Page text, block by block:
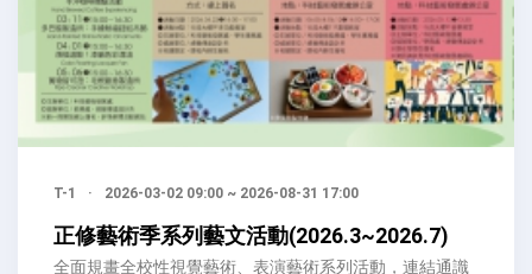
T-1 · 2026-03-02 09:00 ~ 2026-08-31 17:00
正修藝術季系列藝文活動(2026.3~2026.7)
全面規畫全校性視覺藝術、表演藝術系列活動，連結通識